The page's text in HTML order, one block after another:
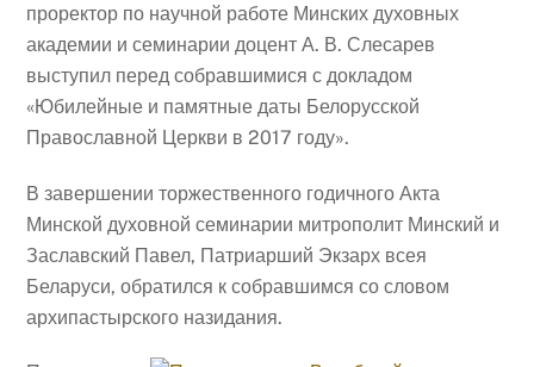
проректор по научной работе Минских духовных
академии и семинарии доцент А. В. Слесарев
выступил перед собравшимися с докладом
«Юбилейные и памятные даты Белорусской
Православной Церкви в 2017 году».
В завершении торжественного годичного Акта
Минской духовной семинарии митрополит Минский и
Заславский Павел, Патриарший Экзарх всея
Беларуси, обратился к собравшимся со словом
архипастырского назидания.